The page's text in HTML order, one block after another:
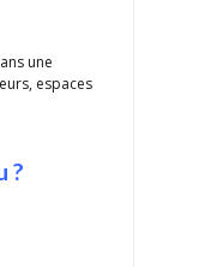
une
espaces
?